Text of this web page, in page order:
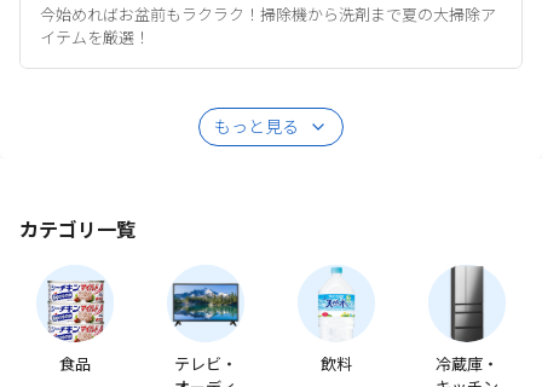
今始めればお盆前もラクラク！掃除機から洗剤まで夏の大掃除ア
イテムを厳選！
もっと見る
カテゴリ一覧
食品
テレビ・
飲料
冷蔵庫・